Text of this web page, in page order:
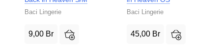
Baci Lingerie
9,00 Br
Baci Lingerie
45,00 Br